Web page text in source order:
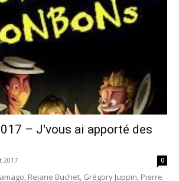
– J'vous ai apporté des
2017 0
Rejane Buchet, Grégory Juppin, Pierre